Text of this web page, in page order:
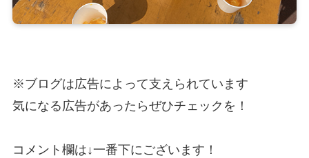
※ブログは広告によって支えられています
気になる広告があったらぜひチェックを！
コメント欄は↓一番下にございます！